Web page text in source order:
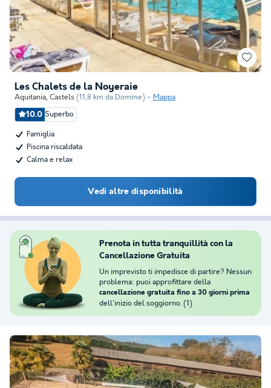
Les Chalets de la Noyeraie
Aquitania, Castels (11,8 km da Domme) Mappa
10.0 Superbo
Famiglia
Piscina riscaldata
Calma e relax
Vedi altre disponibilità
Prenota in tutta tranquillità con la
Cancellazione Gratuita
Un imprevisto ti impedisce di partire? Nessun
problema: puoi approfittare della
cancellazione gratuita fino a 30 giorni prima
dell'inizio del soggiorno. (1)